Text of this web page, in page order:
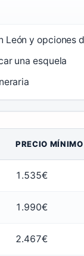
León y opciones
una esquela
PRECIO
1.535€
1.990€
2.467€